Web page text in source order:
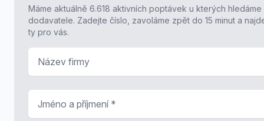
Máme aktuálně 6.618 aktivních poptávek u kterých hledáme
dodavatele. Zadejte číslo, zavoláme zpět do 15 minut a
ty pro vás.